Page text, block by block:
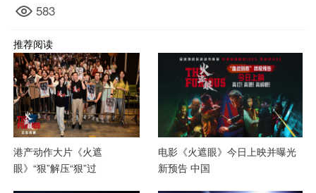
583
推荐阅读
港产动作大片《火遮
眼》“狠”解压“狠”过
电影《火遮眼》今日上映并曝光
新预告 中国